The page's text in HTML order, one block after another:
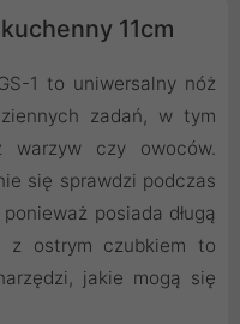
11cm
1 to uniwersalny nóż
zadań, w tym
czy owoców.
się sprawdzi podczas
posiada długą
z ostrym czubkiem to
jakie mogą się